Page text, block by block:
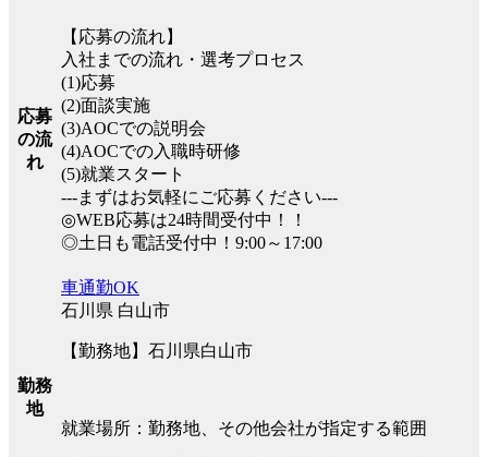
応募
の流
れ
【応募の流れ】
入社までの流れ・選考プロセス
(1)応募
(2)面談実施
(3)AOCでの説明会
(4)AOCでの入職時研修
(5)就業スタート
---まずはお気軽にご応募ください---
◎WEB応募は24時間受付中！！
◎土日も電話受付中！9:00～17:00
勤務
地
車通勤OK
石川県 白山市
【勤務地】石川県白山市
就業場所：勤務地、その他会社が指定する範囲